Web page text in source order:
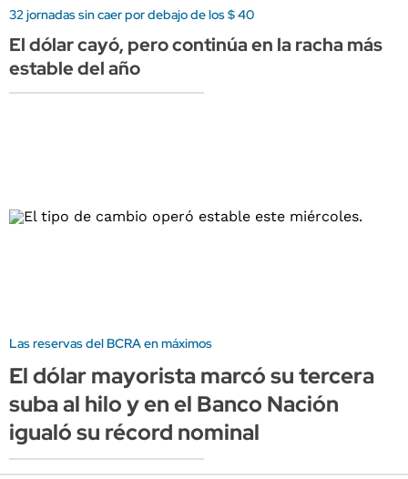
32 jornadas sin caer por debajo de los $ 40
El dólar cayó, pero continúa en la racha más
estable del año
Las reservas del BCRA en máximos
El dólar mayorista marcó su tercera
suba al hilo y en el Banco Nación
igualó su récord nominal